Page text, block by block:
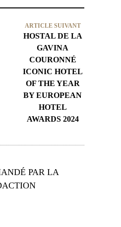
ARTICLE SUIVANT
HOSTAL DE LA
GAVINA
COURONNÉ
ICONIC HOTEL
OF THE YEAR
BY EUROPEAN
HOTEL
AWARDS 2024
PAR LA